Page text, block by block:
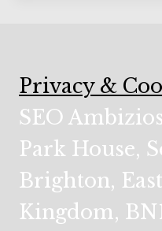
Privacy &
SEO
Park House,
Brighton,
Kingdom,